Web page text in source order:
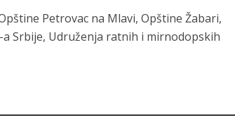
Petrovac na Mlavi, Opštine Žabari,
Srbije, Udruženja ratnih i mirnodopskih